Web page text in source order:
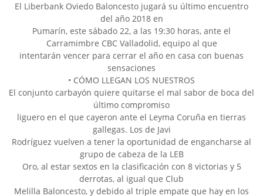
El Liberbank Oviedo Baloncesto jugará su último encuentro
del año 2018 en
Pumarín, este sábado 22, a las 19:30 horas, ante el
Carramimbre CBC Valladolid, equipo al que
intentarán vencer para cerrar el año en casa con buenas
sensaciones
• CÓMO LLEGAN LOS NUESTROS
El conjunto carbayón quiere quitarse el mal sabor de boca del
último compromiso
liguero en el que cayeron ante el Leyma Coruña en tierras
gallegas. Los de Javi
Rodríguez vuelven a tener la oportunidad de engancharse al
grupo de cabeza de la LEB
Oro, al estar sextos en la clasificación con 8 victorias y 5
derrotas, al igual que Club
Melilla Baloncesto, y debido al triple empate que hay en los